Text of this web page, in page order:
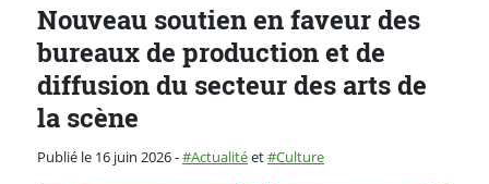
Nouveau soutien en faveur des
bureaux de production et de
diffusion du secteur des arts de
la scène
Publié le 16 juin 2026-Catégorie :
Actualitéet Culture